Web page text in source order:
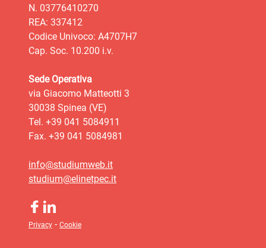
N. 03776410270
REA: 337412
Codice Univoco: A4707H7
Cap. Soc. 10.200 i.v.
Sede Operativa
via Giacomo Matteotti 3
30038 Spinea (VE)
Tel. +39 041 5084911
Fax. +39 041 5084981
info@studiumweb.it
studium@elinetpec.it
Privacy - Cookie